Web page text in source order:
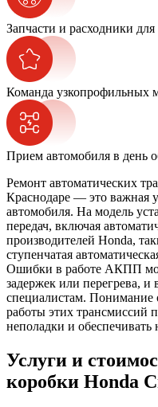
Запчасти и расходники
Команда узкопрофильных
Прием автомобиля в день
Ремонт автоматических
Краснодаре — это важная
автомобиля. На модель
передач, включая
производителей Honda,
ступенчатая
Ошибки в работе АКПП
задержек или перегрева, и
специалистам. Понимание
работы этих трансмиссий
неполадки и обеспечивать
Услуги и
коробки Honda